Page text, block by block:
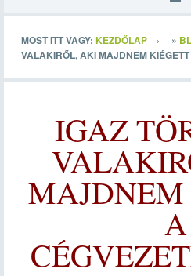
MOST ITT VAGY: KEZDŐLAP »
VALAKIRŐL, AKI MAJDNEM
IGAZ
A